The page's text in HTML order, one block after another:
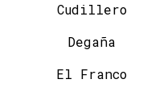
Cudillero
Degaña
El Franco